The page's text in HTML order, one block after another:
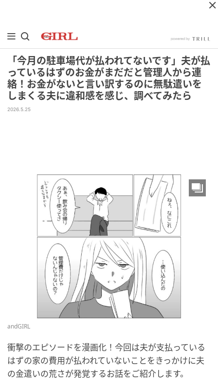
「今月の駐車場代が払われてないです」夫が払
っているはずのお金がまだだと管理人から連
絡！お金がないと言い訳するのに無駄遣いを
しまくる夫に違和感を感じ、調べてみたら
2026.5.25
andGIRL
衝撃のエピソードを漫画化！今回は夫が支払っている
はずの家の費用が払われていないことをきっかけに夫
の金遣いの荒さが発覚するお話をご紹介します。